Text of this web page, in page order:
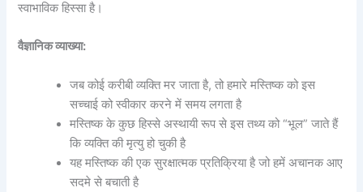
स्वाभाविक हिस्सा है।
वैज्ञानिक व्याख्या:
जब कोई करीबी व्यक्ति मर जाता है, तो हमारे मस्तिष्क को इस
सच्चाई को स्वीकार करने में समय लगता है
मस्तिष्क के कुछ हिस्से अस्थायी रूप से इस तथ्य को “भूल” जाते हैं
कि व्यक्ति की मृत्यु हो चुकी है
यह मस्तिष्क की एक सुरक्षात्मक प्रतिक्रिया है जो हमें अचानक आए
सदमे से बचाती है